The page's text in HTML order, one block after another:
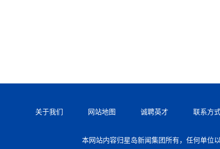
关于我们 网站地图 诚聘英才 联系方
本网站内容归星岛新闻集团所有，任何单位